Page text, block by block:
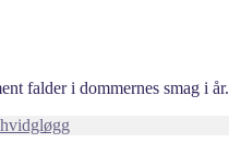
falder i dommernes smag i år.
hvidgløgg